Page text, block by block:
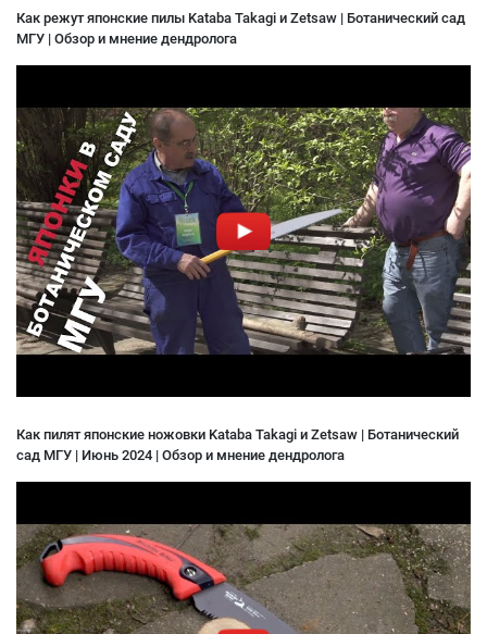
Как режут японские пилы Kataba Takagi и Zetsaw | Ботанический сад
МГУ | Обзор и мнение дендролога
Как пилят японские ножовки Kataba Takagi и Zetsaw | Ботанический
сад МГУ | Июнь 2024 | Обзор и мнение дендролога